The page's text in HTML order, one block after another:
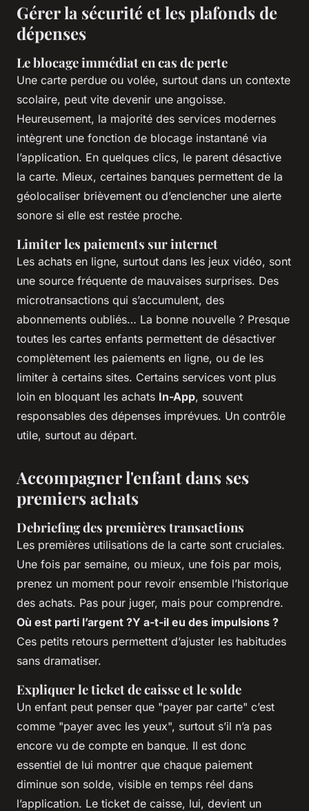
Gérer la sécurité et les plafonds de
dépenses
Le blocage immédiat en cas de perte
Une carte perdue ou volée, surtout dans un contexte
scolaire, peut vite devenir une angoisse.
Heureusement, la majorité des services modernes
intègrent une fonction de blocage instantané via
l’application. En quelques clics, le parent désactive
la carte. Mieux, certaines banques permettent de la
géolocaliser brièvement ou d’enclencher une alerte
sonore si elle est restée proche.
Limiter les paiements sur internet
Les achats en ligne, surtout dans les jeux vidéo, sont
une source fréquente de mauvaises surprises. Des
microtransactions qui s’accumulent, des
abonnements oubliés… La bonne nouvelle ? Presque
toutes les cartes enfants permettent de désactiver
complètement les paiements en ligne, ou de les
limiter à certains sites. Certains services vont plus
loin en bloquant les achats In-App, souvent
responsables des dépenses imprévues. Un contrôle
utile, surtout au départ.
Accompagner l'enfant dans ses
premiers achats
Debriefing des premières transactions
Les premières utilisations de la carte sont cruciales.
Une fois par semaine, ou mieux, une fois par mois,
prenez un moment pour revoir ensemble l’historique
des achats. Pas pour juger, mais pour comprendre.
Où est parti l’argent ?Y a-t-il eu des impulsions ?
Ces petits retours permettent d’ajuster les habitudes
sans dramatiser.
Expliquer le ticket de caisse et le solde
Un enfant peut penser que "payer par carte" c’est
comme "payer avec les yeux", surtout s’il n’a pas
encore vu de compte en banque. Il est donc
essentiel de lui montrer que chaque paiement
diminue son solde, visible en temps réel dans
l’application. Le ticket de caisse, lui, devient un